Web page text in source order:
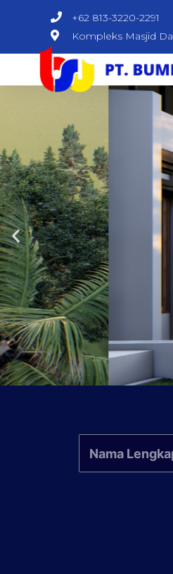
+62 813-3220-2291
Kompleks Masjid